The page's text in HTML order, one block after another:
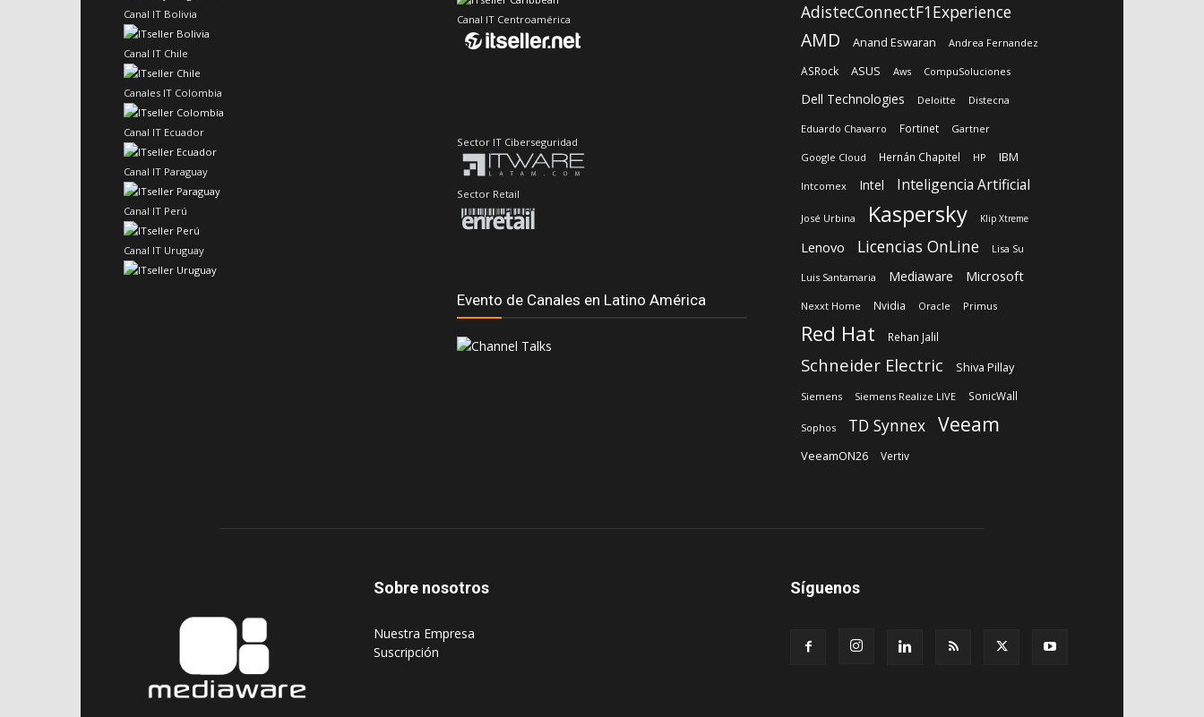
Canal IT Bolivia
Canal IT Chile
Canales IT Colombia
Canal IT Ecuador
Canal IT Paraguay
Canal IT Perú
Canal IT Uruguay
Canal IT Centroamérica
Sector IT Ciberseguridad
Sector Retail
Evento de Canales en Latino América
AdistecConnectF1Experience
AMD Anand Eswaran Andrea Fernandez
ASRock ASUS Aws CompuSoluciones
Dell Technologies Deloitte Distecna
Eduardo Chavarro Fortinet Gartner
Google Cloud Hernán Chapitel HP IBM
Intcomex Intel Inteligencia Artificial
José Urbina Kaspersky Klip Xtreme
Lenovo Licencias OnLine Lisa Su
Luis Santamaria Mediaware Microsoft
Nexxt Home Nvidia Oracle Primus
Red Hat Rehan Jalil
Schneider Electric Shiva Pillay
Siemens Siemens Realize LIVE SonicWall
Sophos TD Synnex Veeam
VeeamON26 Vertiv
Sobre nosotros
‎Nuestra Empresa
‎Suscripción
Síguenos